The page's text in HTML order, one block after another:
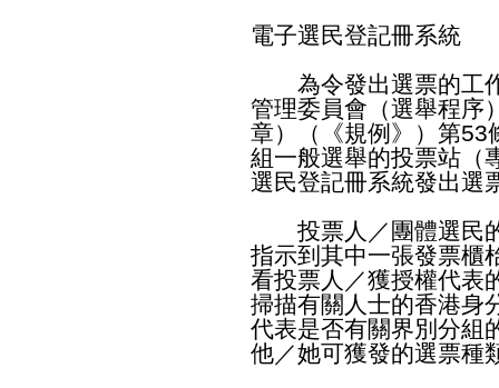
電子選民登記冊系統
為令發出選票的工作
管理委員會（選舉程序
章）（《規例》）第53
組一般選舉的投票站（
選民登記冊系統發出選
投票人／團體選民的
指示到其中一張發票櫃
看投票人／獲授權代表
掃描有關人士的香港身
代表是否有關界別分組
他／她可獲發的選票種